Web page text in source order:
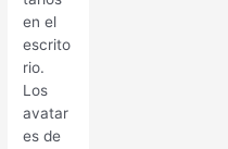
en el
escrito
rio.
Los
avatar
es de